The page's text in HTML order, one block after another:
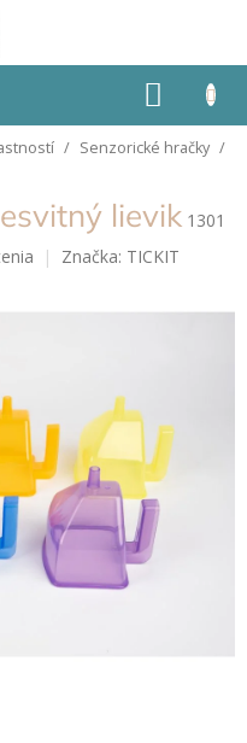
KOŠÍK
/ Senzorické hračky /
lievik 1301
Značka: TICKIT